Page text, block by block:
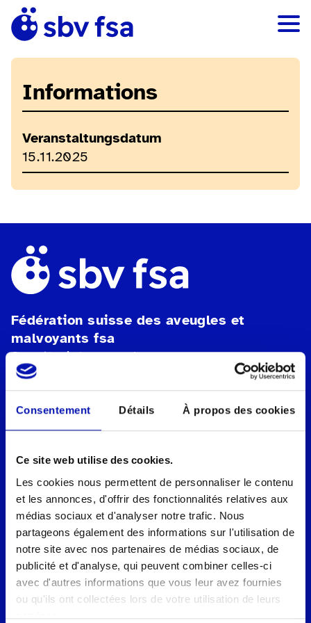
Consentement Détails À propos des cookies
Ce site web utilise des cookies.
Les cookies nous permettent de personnaliser le contenu
et les annonces, d'offrir des fonctionnalités relatives aux
médias sociaux et d'analyser notre trafic. Nous
partageons également des informations sur l'utilisation de
notre site avec nos partenaires de médias sociaux, de
publicité et d'analyse, qui peuvent combiner celles-ci
avec d'autres informations que vous leur avez fournies
ou qu'ils ont collectées lors de votre utilisation de leurs
services.
Informations
Veranstaltungsdatum
15.11.2025
Fédération suisse des aveugles et
malvoyants fsa
Secrétariat romand
Rue de Genève 88b
1004 Lausanne
IBAN: CH08 0900 0000 1000 2019 4
Protection des données
Mentions légales
Paramètres des cookies
Diese Website ist durch reCAPTCHA
geschützt und es gelten die
Datenschutzbestimmungen und